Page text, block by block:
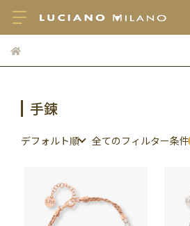
手鍊
デフォルト順 全てのフィルター条件